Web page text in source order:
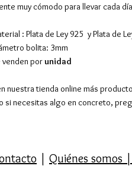
muy cómodo para llevar cada
: Plata de Ley 925 y Plata de
bolita: 3mm
venden porunidad
nuestra tienda online más
si necesitas algo en concreto,
| Quiénes somos |